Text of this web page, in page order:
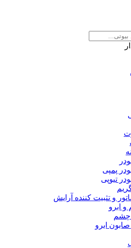
پمپی
تیوپی
و تثبیت کننده آرایش
ابرو
چشم
ابرو